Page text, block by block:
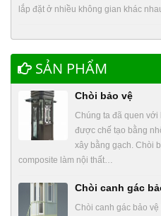
lắp đặt ở nhiều không gian khác
SẢN PHẨM
Chòi bảo vệ
Chúng ta đã quen với
được chế tạo bằng
xây bằng gạch. Chòi
composite làm nội thất…
Chòi canh gác
Chòi canh gác bảo